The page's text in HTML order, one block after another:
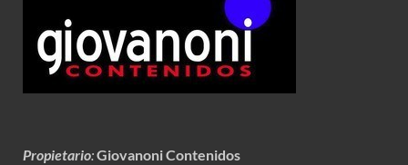
Propietario:Giovanoni Contenidos